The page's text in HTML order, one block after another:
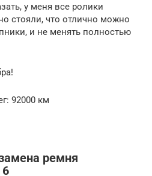
у меня все ролики
стояли, что отлично можно
и не менять полностью
92000 км
ремня
6